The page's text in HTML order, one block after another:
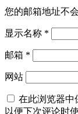
您的邮箱地址不
显示名称 *
邮箱 *
网站
在此浏览器中
以便下次评论时使